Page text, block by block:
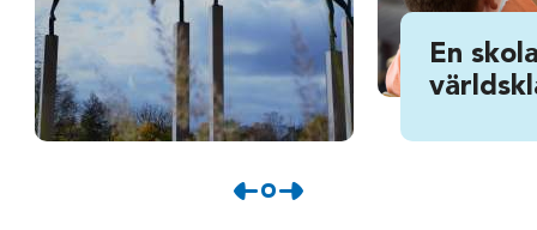
En